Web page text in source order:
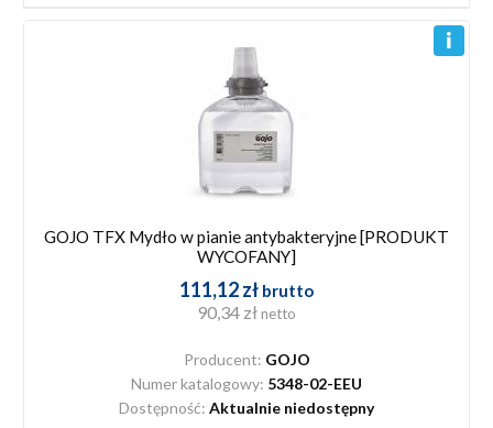
GOJO TFX Mydło w pianie antybakteryjne [PRODUKT
WYCOFANY]
111,12 zł brutto
90,34 zł netto
Producent: GOJO
Numer katalogowy: 5348-02-EEU
Dostępność: Aktualnie niedostępny